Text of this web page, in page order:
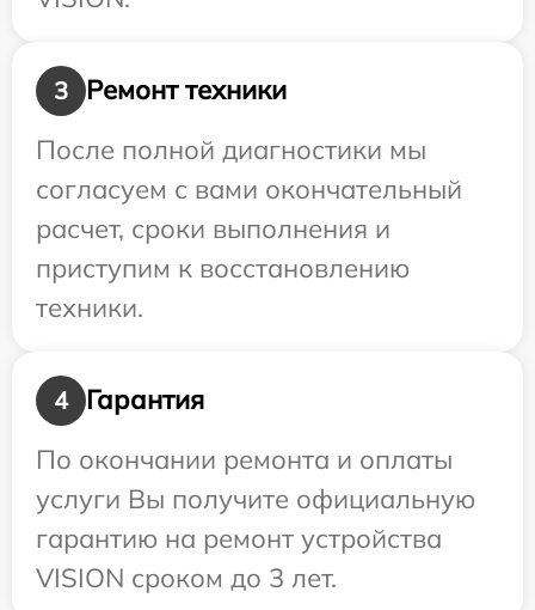
3
Ремонт техники
После полной диагностики мы
согласуем с вами окончательный
расчет, сроки выполнения и
приступим к восстановлению
техники.
4
Гарантия
По окончании ремонта и оплаты
услуги Вы получите официальную
гарантию на ремонт устройства
VISION сроком до 3 лет.